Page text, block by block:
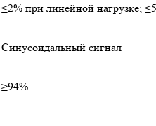
≤2% при линейной нагрузке;
Синусоидальный сигнал
≥94%